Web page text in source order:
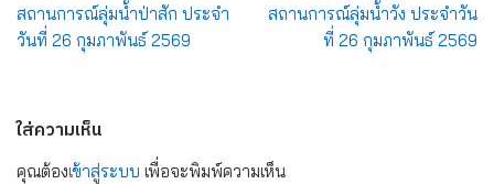
สถานการณ์ลุ่มน้ำป่าสัก ประจำ
วันที่ 26 กุมภาพันธ์ 2569
สถานการณ์ลุ่มน้ำวัง ประจำวัน
ที่ 26 กุมภาพันธ์ 2569
ใส่ความเห็น
คุณต้องเข้าสู่ระบบ เพื่อจะพิมพ์ความเห็น